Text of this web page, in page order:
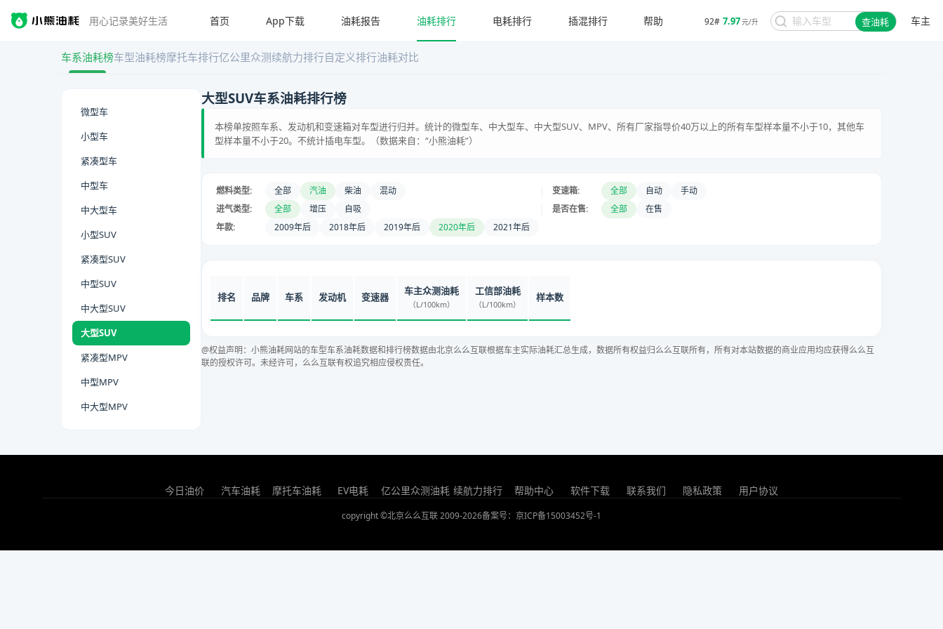
用心记录美好生活 92# 7.97元/升 查油耗 车主
首页 App下载 油耗报告 油耗排行 电耗排行 插混排行 帮助
车系油耗榜车型油耗榜摩托车排行亿公里众测续航力排行自定义排行油耗对比
微型车
小型车
紧凑型车
中型车
中大型车
小型SUV
紧凑型SUV
中型SUV
中大型SUV
大型SUV
紧凑型MPV
中型MPV
中大型MPV
大型SUV车系油耗排行榜
本榜单按照车系、发动机和变速箱对车型进行归并。统计的微型车、中大型车、中大型SUV、MPV、所有厂家指导价40万以上的所有车型样本量不小于10，其他车
型样本量不小于20。不统计插电车型。（数据来自：“小熊油耗”）
燃料类型: 全部 汽油 柴油 混动 变速箱: 全部 自动
手动
进气类型:
全部 增压 自吸 是否在售: 全部
在售
年款:
2009年后 2018年后 2019年后 2020年后 2021年后
排名 品牌 车系 发动机 变速器 车主众测油耗
（L/100km）
工信部油耗
（L/100km）
样本数
@权益声明：小熊油耗网站的车型车系油耗数据和排行榜数据由北京么么互联根据车主实际油耗汇总生成，数据所有权益归么么互联所有，所有对本站数据的商业应用均应获得么么互
联的授权许可。未经许可，么么互联有权追究相应侵权责任。
今日油价 汽车油耗 摩托车油耗 EV电耗 亿公里众测油耗 续航力排行 帮助中心 软件下载 联系我们 隐私政策 用户协议
copyright ©北京么么互联 2009-2026备案号：京ICP备15003452号-1